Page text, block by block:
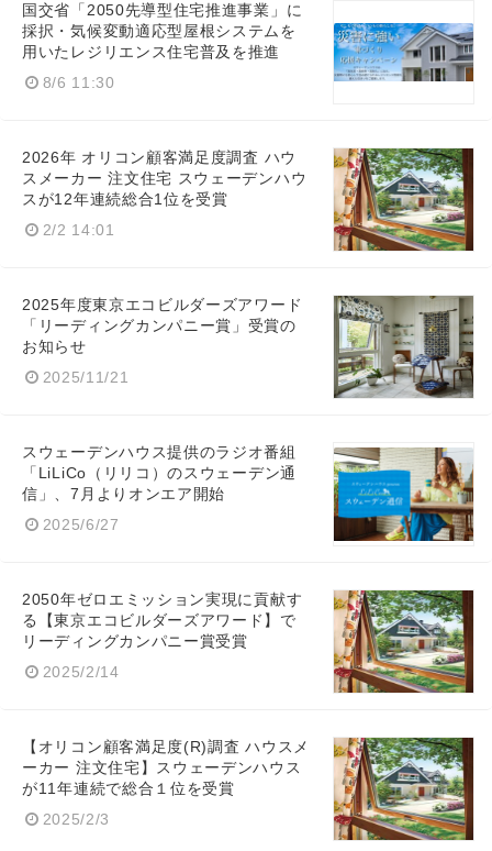
国交省「2050先導型住宅推進事業」に
採択・気候変動適応型屋根システムを
用いたレジリエンス住宅普及を推進
8/6 11:30
2026年 オリコン顧客満足度調査 ハウ
スメーカー 注文住宅 スウェーデンハウ
スが12年連続総合1位を受賞
2/2 14:01
2025年度東京エコビルダーズアワード
「リーディングカンパニー賞」受賞の
お知らせ
2025/11/21
スウェーデンハウス提供のラジオ番組
「LiLiCo（リリコ）のスウェーデン通
信」、7月よりオンエア開始
2025/6/27
2050年ゼロエミッション実現に貢献す
る【東京エコビルダーズアワード】で
リーディングカンパニー賞受賞
2025/2/14
【オリコン顧客満足度(R)調査 ハウスメ
ーカー 注文住宅】スウェーデンハウス
が11年連続で総合１位を受賞
2025/2/3
Japanese